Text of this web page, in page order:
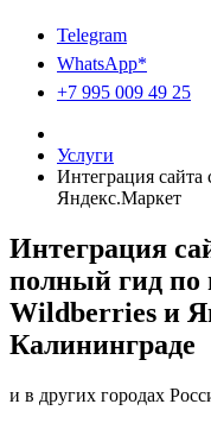
Telegram
WhatsApp*
+7 995 009 49 25
Услуги
Интеграция сайта
Яндекс.Маркет
Интеграция
полный гид по
Wildberries и
Калининграде
и в других городах